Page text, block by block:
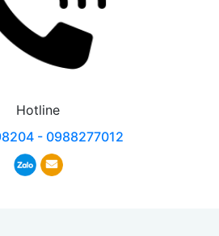
Hotline
- 0988277012